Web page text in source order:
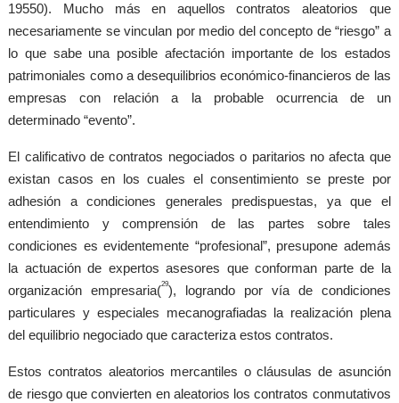
19550). Mucho más en aquellos contratos aleatorios que
necesariamente se vinculan por medio del concepto de “riesgo” a
lo que sabe una posible afectación importante de los estados
patrimoniales como a desequilibrios económico-financieros de las
empresas con relación a la probable ocurrencia de un
determinado “evento”.
El calificativo de contratos negociados o paritarios no afecta que
existan casos en los cuales el consentimiento se preste por
adhesión a condiciones generales predispuestas, ya que el
entendimiento y comprensión de las partes sobre tales
condiciones es evidentemente “profesional”, presupone además
la actuación de expertos asesores que conforman parte de la
organización empresaria(29), logrando por vía de condiciones
particulares y especiales mecanografiadas la realización plena
del equilibrio negociado que caracteriza estos contratos.
Estos contratos aleatorios mercantiles o cláusulas de asunción
de riesgo que convierten en aleatorios los contratos conmutativos